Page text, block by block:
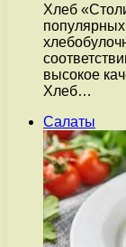
Хлеб
высокое
Хлеб…
Салаты